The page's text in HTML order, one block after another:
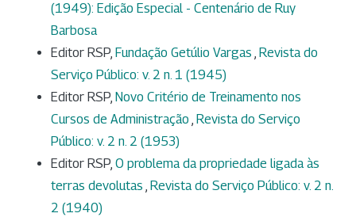
(1949): Edição Especial - Centenário de Ruy
Barbosa
Editor RSP, Fundação Getúlio Vargas , Revista do
Serviço Público: v. 2 n. 1 (1945)
Editor RSP, Novo Critério de Treinamento nos
Cursos de Administração , Revista do Serviço
Público: v. 2 n. 2 (1953)
Editor RSP, O problema da propriedade ligada às
terras devolutas , Revista do Serviço Público: v. 2 n.
2 (1940)